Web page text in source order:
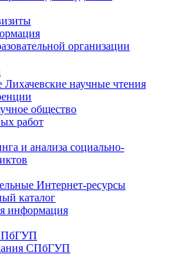
организации
научные чтения
общество
работ
и анализа социально-
Интернет-ресурсы
каталог
информация
СПбГУП